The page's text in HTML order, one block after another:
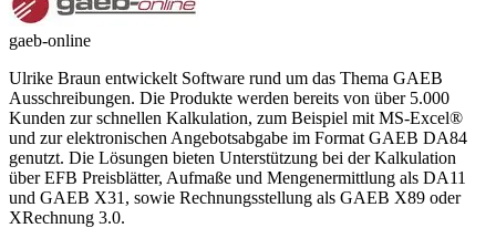
gaeb-online
Ulrike Braun entwickelt Software rund um das Thema GAEB
Ausschreibungen. Die Produkte werden bereits von über 5.000
Kunden zur schnellen Kalkulation, zum Beispiel mit MS-Excel®
und zur elektronischen Angebotsabgabe im Format GAEB DA84
genutzt. Die Lösungen bieten Unterstützung bei der Kalkulation
über EFB Preisblätter, Aufmaße und Mengenermittlung als DA11
und GAEB X31, sowie Rechnungsstellung als GAEB X89 oder
XRechnung 3.0.